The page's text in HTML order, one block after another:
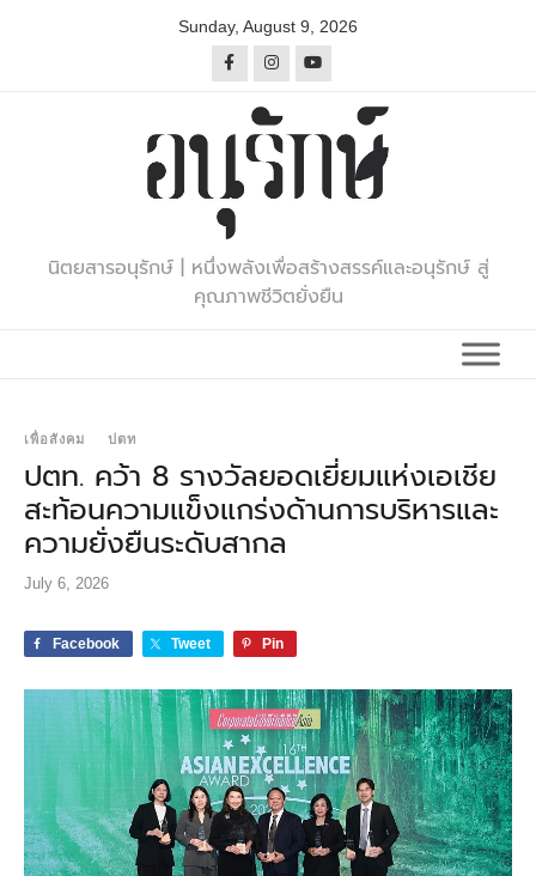
Sunday, August 9, 2026
นิตยสารอนุรักษ์ | หนึ่งพลังเพื่อสร้างสรรค์และอนุรักษ์ สู่
คุณภาพชีวิตยั่งยืน
เพื่อสังคม ปตท
ปตท. คว้า 8 รางวัลยอดเยี่ยมแห่งเอเชีย
สะท้อนความแข็งแกร่งด้านการบริหารและ
ความยั่งยืนระดับสากล
July 6, 2026
Facebook Tweet Pin